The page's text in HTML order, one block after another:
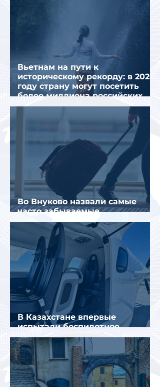
Вьетнам на пути к
историческому рекорду: в 2026
году страну могут посетить
более миллиона российских
туристов
Во Внуково назвали самые
часто забываемые
пассажирами вещи
В Казахстане впервые
испытали беспилотное
аэротакси с пассажирами